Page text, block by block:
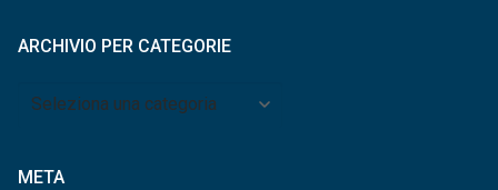
ARCHIVIO PER CATEGORIE
Archivio
META